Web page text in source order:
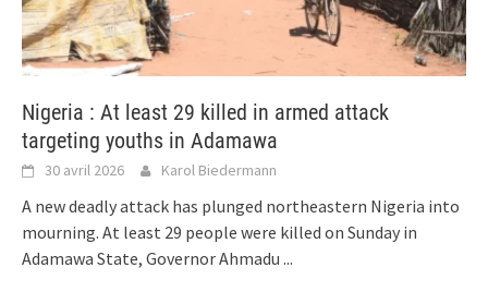
Nigeria : At least 29 killed in armed attack
targeting youths in Adamawa
30 avril 2026 Karol Biedermann
A new deadly attack has plunged northeastern Nigeria into
mourning. At least 29 people were killed on Sunday in
Adamawa State, Governor Ahmadu ...